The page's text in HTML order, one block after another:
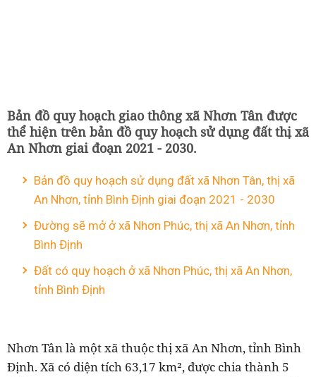
Bản đồ quy hoạch giao thông xã Nhơn Tân được
thể hiện trên bản đồ quy hoạch sử dụng đất thị xã
An Nhơn giai đoạn 2021 - 2030.
Bản đồ quy hoạch sử dụng đất xã Nhơn Tân, thị xã
An Nhơn, tỉnh Bình Định giai đoạn 2021 - 2030
Đường sẽ mở ở xã Nhơn Phúc, thị xã An Nhơn, tỉnh
Bình Định
Đất có quy hoạch ở xã Nhơn Phúc, thị xã An Nhơn,
tỉnh Bình Định
Nhơn Tân là một xã thuộc thị xã An Nhơn, tỉnh Bình
Định. Xã có diện tích 63,17 km², được chia thành 5